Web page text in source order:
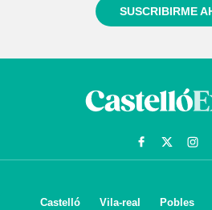
SUSCRIBIRME
Castelló Vila-real Pobles